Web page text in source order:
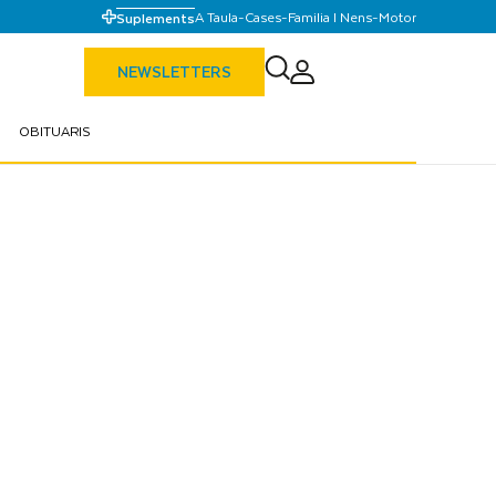
SuplementsA Taula-Cases-Familia I Nens-Motor
NEWSLETTERS
OBITUARIS